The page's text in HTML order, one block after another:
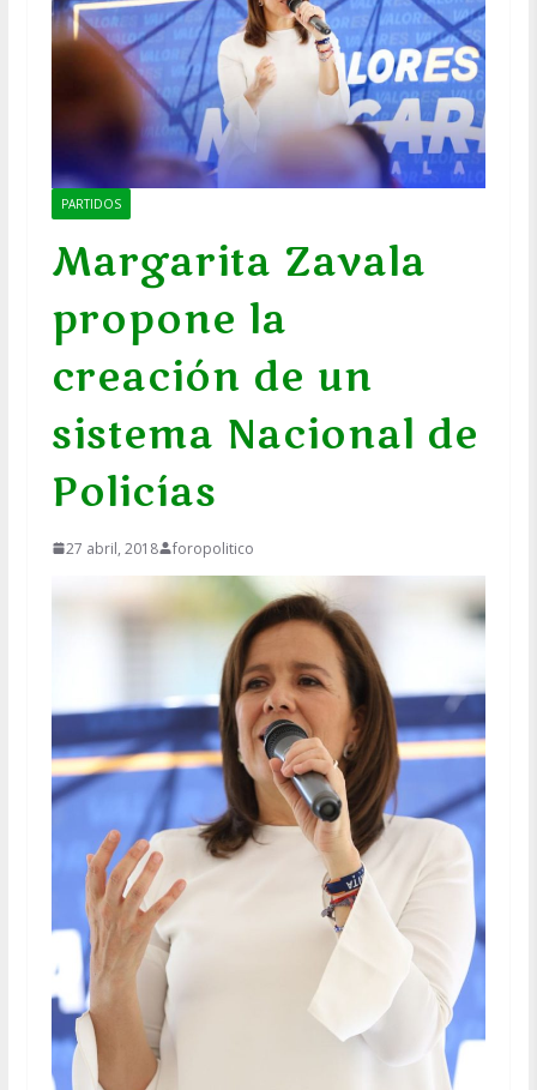
PARTIDOS
Margarita Zavala
propone la
creación de un
sistema Nacional de
Policías
27 abril, 2018 foropolitico